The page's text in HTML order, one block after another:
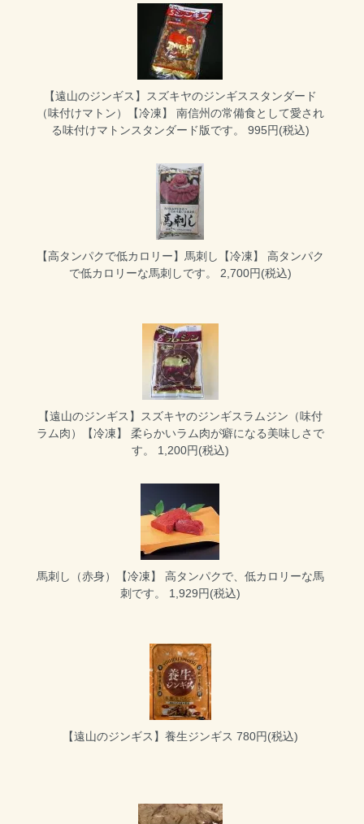
【遠山のジンギス】スズキヤのジンギススタンダード
（味付けマトン）【冷凍】
南信州の常備食として愛され
る味付けマトンスタンダード版です。 995円(税込)
【高タンパクで低カロリー】馬刺し【冷凍】
高タンパク
で低カロリーな馬刺しです。 2,700円(税込)
【遠山のジンギス】スズキヤのジンギスラムジン（味付
ラム肉）【冷凍】
柔らかいラム肉が癖になる美味しさで
す。 1,200円(税込)
馬刺し（赤身）【冷凍】
高タンパクで、低カロリーな馬
刺です。 1,929円(税込)
【遠山のジンギス】養生ジンギス 780円(税込)